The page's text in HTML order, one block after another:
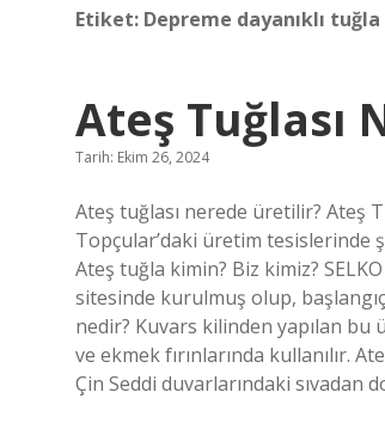
Etiket: Depreme dayanıklı
Ateş Tuğlası
Tarih: Ekim 26, 2024
Ateş tuğlası nerede üretilir? Ateş
Topçular’daki üretim tesislerinde
Ateş tuğla kimin? Biz kimiz?
sitesinde kurulmuş olup,
nedir? Kuvars kilinden yapılan bu
ve ekmek fırınlarında kullanılır.
Çin Seddi duvarlarındaki sıvadan